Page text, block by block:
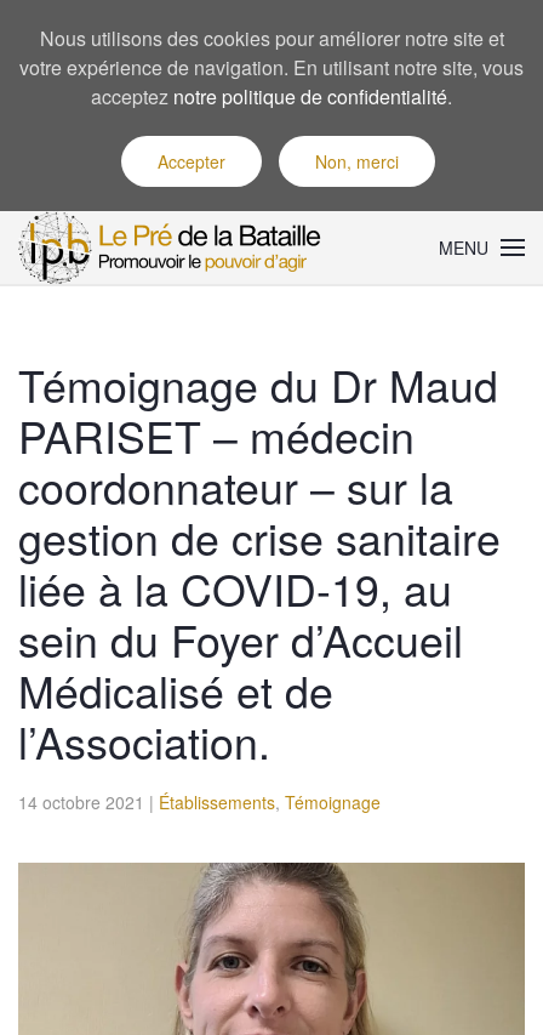
Nous utilisons des cookies pour améliorer notre site et
votre expérience de navigation. En utilisant notre site, vous
acceptez notre politique de confidentialité.
Accepter Non, merci
MENU
Témoignage du Dr Maud
PARISET – médecin
coordonnateur – sur la
gestion de crise sanitaire
liée à la COVID-19, au
sein du Foyer d’Accueil
Médicalisé et de
l’Association.
14 octobre 2021 | Établissements, Témoignage